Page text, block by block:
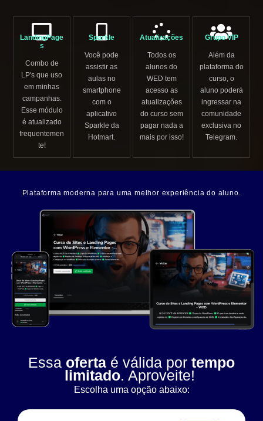
LandingPage
s
Combo de
LP's que uso
em minhas
campanhas.
Esse módulo
é atualizado
frequentemen
te!
Sparkle
Você pode
assistir as
aulas no
smartphone
com o
aplicativo
Sparkle da
Hotmart.
Atualizações
Todos os
alunos do
WED tem
acesso as
atualizações
do curso sem
pagar nada a
mais por isso!
Grupo VIP
Além da
plataforma do
curso, o
aluno poderá
ingressar na
comunidade
exclusiva no
Telegram.
Plataforma moderna para uma melhor experiência do aluno.
Essa oferta é válida por tempo
limitado. Aproveite!
Escolha uma opção abaixo: